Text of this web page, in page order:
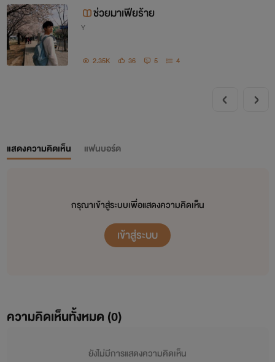
ช่วยมาเฟียร้าย
Y
2.35K 36 5 4
แสดงความคิดเห็น แฟนบอร์ด
กรุณาเข้าสู่ระบบเพื่อแสดงความคิดเห็น
เข้าสู่ระบบ
ความคิดเห็นทั้งหมด (0)
ยังไม่มีการแสดงความคิดเห็น